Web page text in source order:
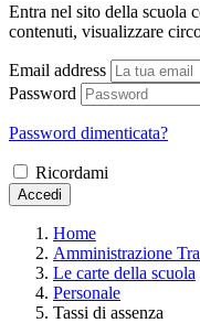
Entra nel sito della scuola
contenuti, visualizzare
Email address
Password
Password dimenticata?
Ricordami
Accedi
Home
Amministrazione
Le carte della scuola
Personale
Tassi di assenza